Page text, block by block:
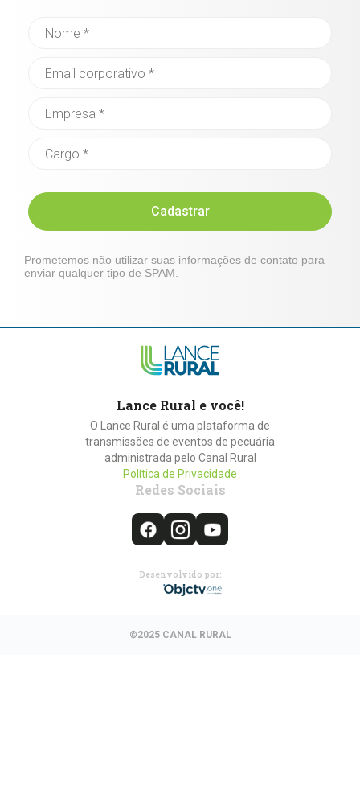
Cadastrar
Prometemos não utilizar suas informações de contato para
enviar qualquer tipo de SPAM.
Lance Rural e você!
O Lance Rural é uma plataforma de
transmissões de eventos de pecuária
administrada pelo Canal Rural
Política de Privacidade
Redes Sociais
Desenvolvido por:
©2025 CANAL RURAL